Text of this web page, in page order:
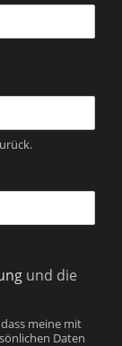
und die
meine mit
Daten